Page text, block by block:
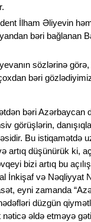
İlham Əliyevin
bəri bağlanan
sözlərinə
bəri
bəri
görüşlərin,
Bu istiqamətdə
artıq düşünürük ki,
bizi artıq bu
İnkişaf və Nəqliyyat
eyni zamanda
düzgün
əldə etməyə